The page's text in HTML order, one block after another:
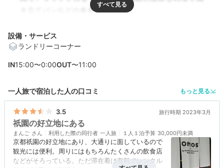
き立てパンなどの食事も魅力です。
編集部おすすめの３つのポイント
客室
仕出しに自炊、焼きたてベーカリーなど選択肢豊富な食
事
初めての祇園でも安心のサポート！豊富に揃うアクティ
ビティ
設備・サービス
ランドリーコーナー
IN15:00〜0:00OUT〜11:00
一人旅で宿泊した人の口コミ もっと見る
3.5 旅行時期 2023年3月
祇園の好立地にある
まんご 利用した際の同行者 一人旅 １人１泊予算 30,000円未満
京都祇園の好立地にあり、大通りに面しているので
観光には便利。周りにはもちろんたくさんの飲食店
などがそろっている。ただ滞在着は有料でレンタル